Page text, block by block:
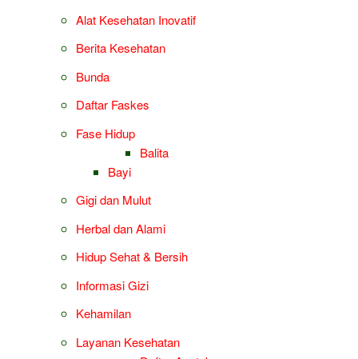
Alat Kesehatan Inovatif
Berita Kesehatan
Bunda
Daftar Faskes
Fase Hidup
Balita
Bayi
Gigi dan Mulut
Herbal dan Alami
Hidup Sehat & Bersih
Informasi Gizi
Kehamilan
Layanan Kesehatan